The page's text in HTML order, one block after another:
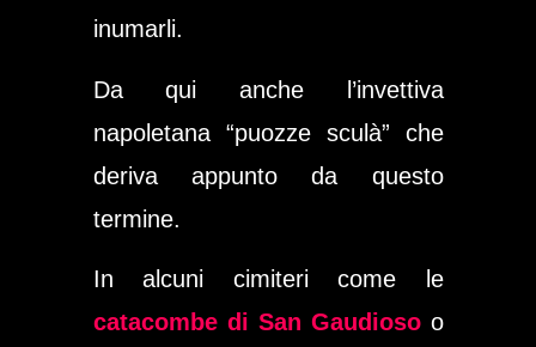
inumarli.
Da qui anche l’invettiva
napoletana “puozze sculà” che
deriva appunto da questo
termine.
In alcuni cimiteri come le
catacombe di San Gaudiosoo